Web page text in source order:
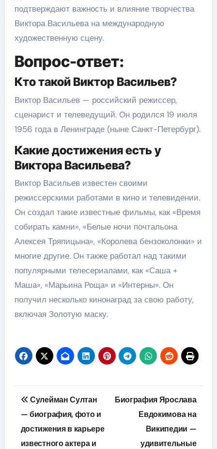
подтверждают важность и влияние творчества
Виктора Васильева на международную
художественную сцену.
Вопрос-ответ:
Кто такой Виктор Васильев?
Виктор Васильев — российский режиссер,
сценарист и телеведущий. Он родился 19 июля
1956 года в Ленинграде (ныне Санкт-Петербург).
Какие достижения есть у
Виктора Васильева?
Виктор Васильев известен своими
режиссерскими работами в кино и телевидении.
Он создал такие известные фильмы, как «Время
собирать камни», «Белые ночи почтальона
Алексея Тряпицына», «Королева бензоколонки» и
многие другие. Он также работал над такими
популярными телесериалами, как «Саша +
Маша», «Марьина Роща» и «Интерны». Он
получил несколько кинонаград за свою работу,
включая Золотую маску.
Навигация
по
записям
Сулейман Султан
— биография, фото и
достижения в карьере
известного актера и
Биография Ярослава
Евдокимова на
Википедии —
удивительные